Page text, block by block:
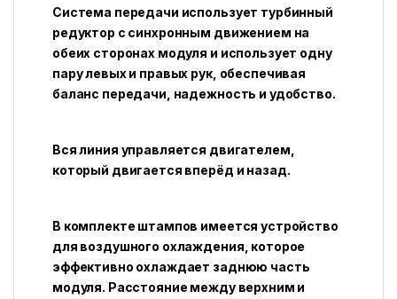
Система передачи использует турбинный
редуктор с синхронным движением на
обеих сторонах модуля и использует одну
пару левых и правых рук, обеспечивая
баланс передачи, надежность и удобство.
Вся линия управляется двигателем,
который двигается вперёд и назад.
В комплекте штампов имеется устройство
для воздушного охлаждения, которое
эффективно охлаждает заднюю часть
модуля. Расстояние между верхним и